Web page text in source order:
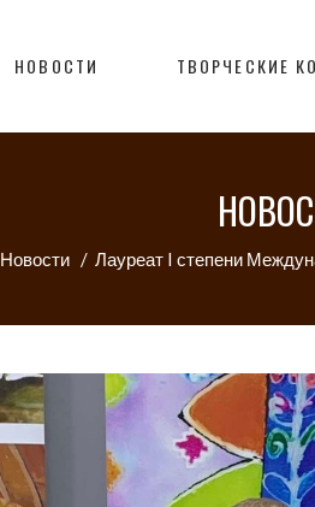
НОВОСТИ ТВОРЧЕСКИЕ
Новости / Лауреат I степени